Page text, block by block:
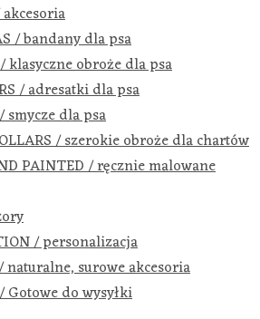
akcesoria
/ bandany dla psa
klasyczne obroże dla psa
/ adresatki dla psa
smycze dla psa
/ szerokie obroże dla chartów
PAINTED / ręcznie malowane
/ personalizacja
naturalne, surowe akcesoria
Gotowe do wysyłki